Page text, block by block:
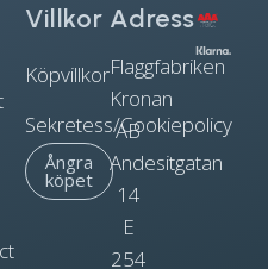
Adress
Flaggfabriken
Kronan
AB
Andesitgatan
14
E
254
Villkor
Köpvillkor
Sekretess/Cookiepolicy
Ångra
köpet